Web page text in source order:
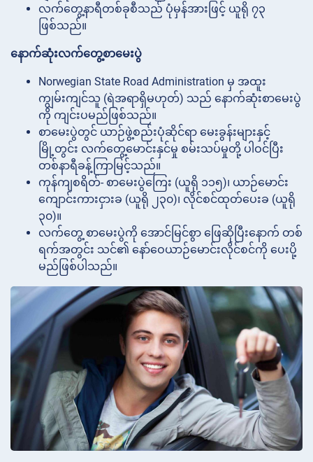
လက်တွေ့နာရီတစ်ခုစီသည် ပုံမှန်အားဖြင့် ယူရို ၇၃
ဖြစ်သည်။
နောက်ဆုံးလက်တွေ့စာမေးပွဲ
Norwegian State Road Administration မှ အထူး
ကျွမ်းကျင်သူ (ရဲအရာရှိမဟုတ်) သည် နောက်ဆုံးစာမေးပွဲ
ကို ကျင်းပမည်ဖြစ်သည်။
စာမေးပွဲတွင် ယာဉ်ဖွဲ့စည်းပုံဆိုင်ရာ မေးခွန်းများနှင့်
မြို့တွင်း လက်တွေ့မောင်းနှင်မှု စမ်းသပ်မှုတို့ ပါဝင်ပြီး
တစ်နာရီခန့်ကြာမြင့်သည်။
ကုန်ကျစရိတ်- စာမေးပွဲကြေး (ယူရို ၁၁၅)၊ ယာဉ်မောင်း
ကျောင်းကားငှားခ (ယူရို ၂၃၀)၊ လိုင်စင်ထုတ်ပေးခ (ယူရို
၃၀)။
လက်တွေ့ စာမေးပွဲကို အောင်မြင်စွာ ဖြေဆိုပြီးနောက် တစ်
ရက်အတွင်း သင်၏ နော်ဝေယာဉ်မောင်းလိုင်စင်ကို ပေးပို့
မည်ဖြစ်ပါသည်။